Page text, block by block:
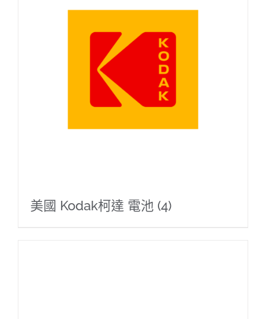
美國 Kodak柯達 電池 (4)